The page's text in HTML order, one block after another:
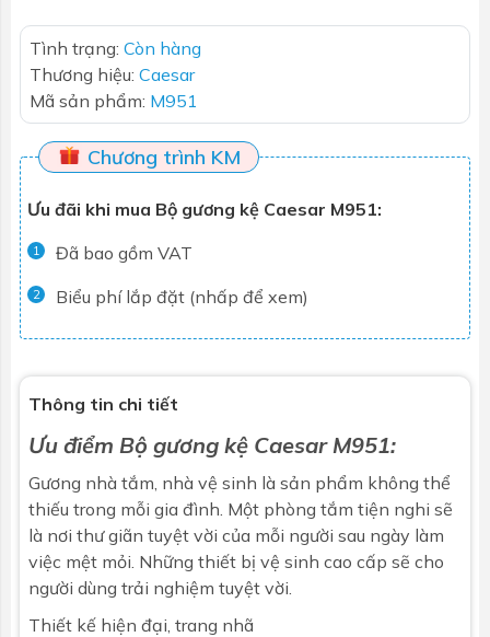
Tình trạng: Còn hàng
Thương hiệu: Caesar
Mã sản phẩm: M951
Chương trình KM
Ưu đãi khi mua Bộ gương kệ Caesar M951:
1 Đã bao gồm VAT
2 Biểu phí lắp đặt (nhấp để xem)
Thông tin chi tiết
Ưu điểm Bộ gương kệ Caesar M951:
Gương nhà tắm, nhà vệ sinh là sản phẩm không thể
thiếu trong mỗi gia đình. Một phòng tắm tiện nghi sẽ
là nơi thư giãn tuyệt vời của mỗi người sau ngày làm
việc mệt mỏi. Những thiết bị vệ sinh cao cấp sẽ cho
người dùng trải nghiệm tuyệt vời.
Thiết kế hiện đại, trang nhã